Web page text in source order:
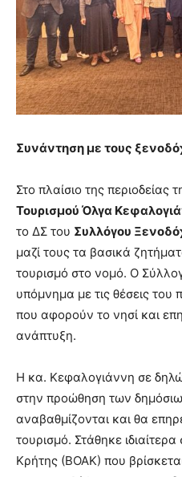
Συνάντηση με τους
Στο πλαίσιο της περιοδείας
Τουρισμού Όλγα
το ΔΣ του Συλλόγου
μαζί τους τα βασικά
τουρισμό στο νομό. Ο
υπόμνημα με τις θέσεις
που αφορούν το νησί και
ανάπτυξη.
Η κα. Κεφαλογιάννη σε
στην προώθηση των
αναβαθμίζονται και θα
τουρισμό. Στάθηκε
Κρήτης (ΒΟΑΚ) που